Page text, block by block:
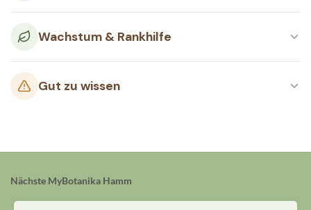
Wachstum & Rankhilfe
Gut zu wissen
Nächste MyBotanika Hamm